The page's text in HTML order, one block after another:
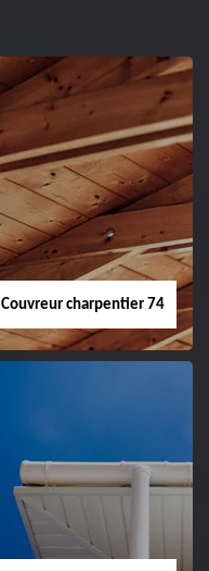
Couvreur charpentier 74